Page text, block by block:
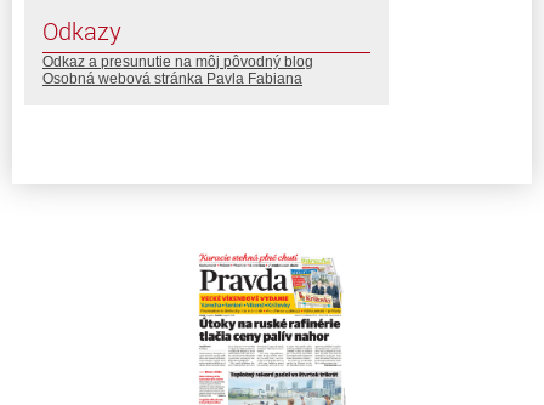
Odkazy
Odkaz a presunutie na môj pôvodný blog
Osobná webová stránka Pavla Fabiana